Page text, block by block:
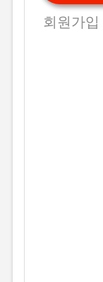
회원가